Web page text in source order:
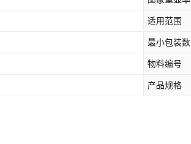
适用范围
最小包装数
物料编号
产品规格